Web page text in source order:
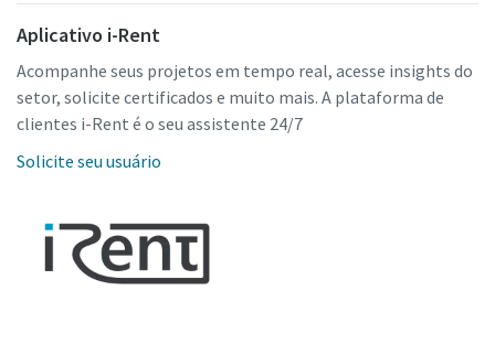
Aplicativo i-Rent
Acompanhe seus projetos em tempo real, acesse insights do
setor, solicite certificados e muito mais. A plataforma de
clientes i-Rent é o seu assistente 24/7
Solicite seu usuário